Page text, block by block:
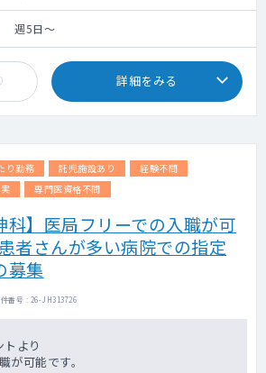
週5日～
詳細をみる
り勤務 託児施設あり
経験不問
専門医資格不問
科】医局フリーでの入職が可
者さんが多い病院での指定
募集
番号 : 26-JH313726
より
が可能です。